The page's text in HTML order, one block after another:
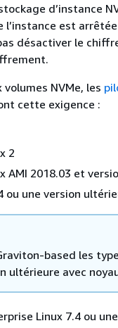
d’instance
est
désactiver le
NVMe, les
cette exigence :
2
AMI 2018.03 et
ou une version
based les
ultérieure avec
Linux 7.4 ou